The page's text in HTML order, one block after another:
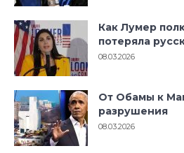
Как Лумер
потеряла
08.03.2026
От Обамы к
разрушения
08.03.2026